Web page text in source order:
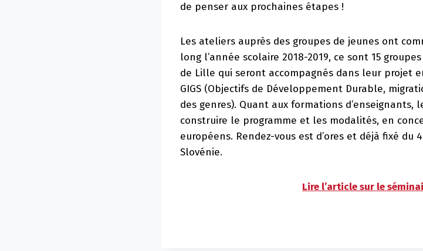
de penser aux prochaines étapes !
Les ateliers auprès des groupes de jeunes ont
long l’année scolaire 2018-2019, ce sont 15
de Lille qui seront accompagnés dans leur projet
GIGS (Objectifs de Développement Durable,
des genres). Quant aux formations d’enseignants,
construire le programme et les modalités, en
européens. Rendez-vous est d’ores et déjà fixé du
Slovénie.
Lire l’article sur le